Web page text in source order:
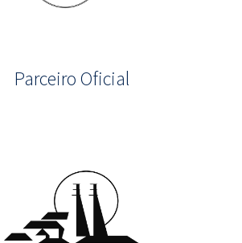
Parceiro Oficial